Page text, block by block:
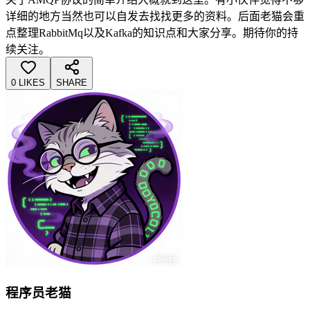
详细的地方当然也可以自发去找找更多的资料。后面老猫会重
点整理RabbitMq以及Kafka的知识点和大家分享。期待你的持
续关注。
0 LIKES SHARE
程序员老猫